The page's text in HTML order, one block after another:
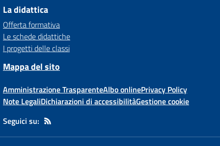
La didattica
Offerta formativa
Le schede didattiche
I progetti delle classi
Mappa del sito
Amministrazione TrasparenteAlbo onlinePrivacy Policy
Note LegaliDichiarazioni di accessibilitàGestione cookie
Seguici su: